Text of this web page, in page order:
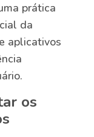
prática
da
aplicativos
os